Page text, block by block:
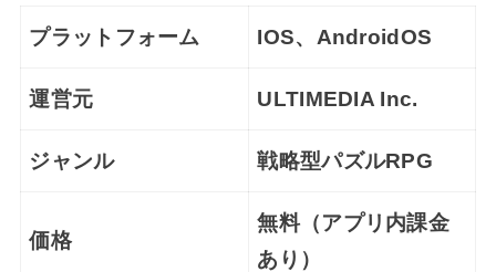
プラットフォーム IOS、AndroidOS
運営元 ULTIMEDIA Inc.
ジャンル 戦略型パズルRPG
価格
無料（アプリ内課金
あり）